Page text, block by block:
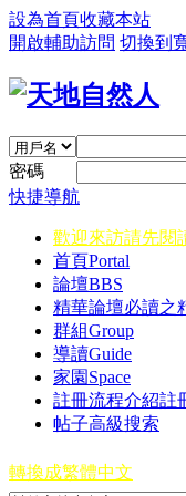
設為首頁收藏本站
開啟輔助訪問 切換到
密碼
快捷導航
歡迎來訪請先閱
首頁Portal
論壇BBS
精華論壇必讀之
群組Group
導讀Guide
家園 Space
註冊流程介紹註
帖子高級搜索
轉換成繁體中文